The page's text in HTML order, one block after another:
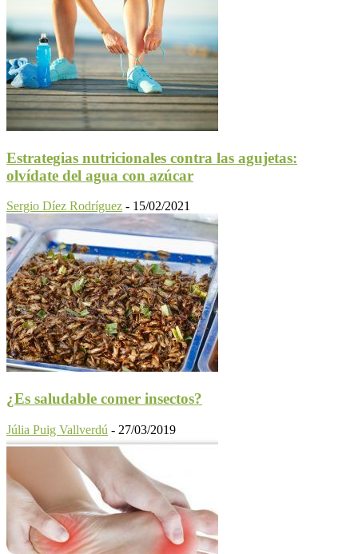
Estrategias nutricionales contra las agujetas:
olvídate del agua con azúcar
Sergio Díez Rodríguez - 15/02/2021
¿Es saludable comer insectos?
Júlia Puig Vallverdú - 27/03/2019